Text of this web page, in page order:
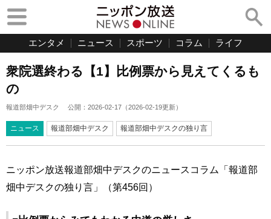
エンタメ ニュース スポーツ コラム ライフ
衆院選終わる【1】比例票から見えてくるも
の
報道部畑中デスク 公開： 2026-02-17 （2026-02-19更新）
ニュース 報道部畑中デスク 報道部畑中デスクの独り言
ニッポン放送報道部畑中デスクのニュースコラム「報道部
畑中デスクの独り言」（第456回）